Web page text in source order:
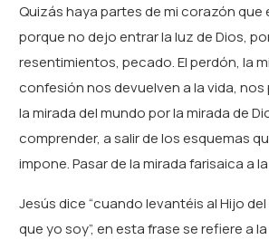
Quizás haya partes de mi corazón que
porque no dejo entrar la luz de Dios,
resentimientos, pecado. El perdón, la
confesión nos devuelven a la vida,
la mirada del mundo por la mirada de
comprender, a salir de los esquemas
impone. Pasar de la mirada farisaica a
Jesús dice “cuando levantéis al Hijo
que yo soy”, en esta frase se refiere a la